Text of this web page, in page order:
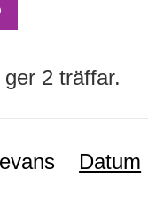
2 träffar.
Datum